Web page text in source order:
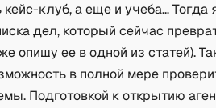
клуб, а еще и учеба… Тогда
дел, который сейчас
опишу ее в одной из статей).
в полной мере
Подготовкой к открытию